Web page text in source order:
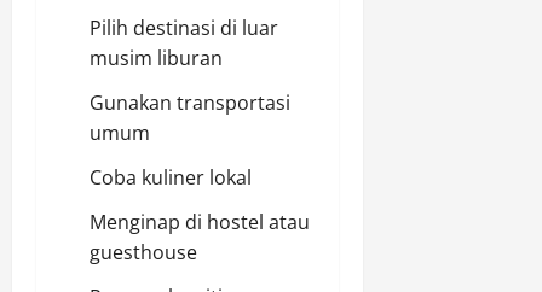
Pilih destinasi di luar
musim liburan
Gunakan transportasi
umum
Coba kuliner lokal
Menginap di hostel atau
guesthouse